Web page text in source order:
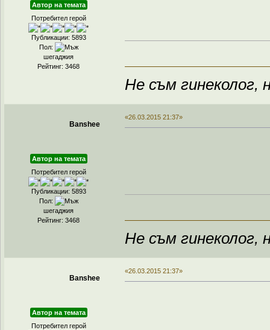
Автор на темата
Потребител герой
Публикации: 5893
Пол:
шегаджия
Рейтинг: 3468
Не съм гинеколог,
Banshee
Автор на темата
Потребител герой
Публикации: 5893
Пол:
шегаджия
Рейтинг: 3468
«26.03.2015 21:37»
Не съм гинеколог,
Banshee
Автор на темата
Потребител герой
«26.03.2015 21:37»